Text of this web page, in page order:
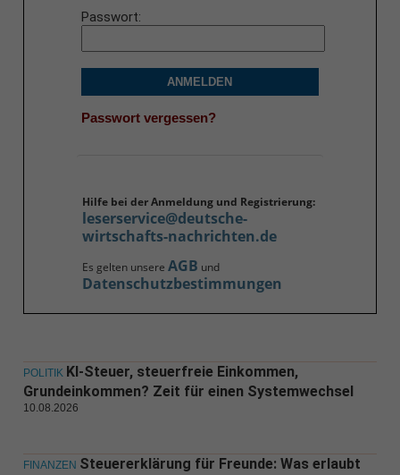
Passwort
ANMELDEN
Passwort vergessen?
Hilfe bei der Anmeldung und Registrierung:
leserservice@deutsche-
wirtschafts-nachrichten.de
Es gelten unsere AGB und
Datenschutzbestimmungen
POLITIK KI-Steuer, steuerfreie Einkommen,
Grundeinkommen? Zeit für einen Systemwechsel
10.08.2026
FINANZEN Steuererklärung für Freunde: Was erlaubt